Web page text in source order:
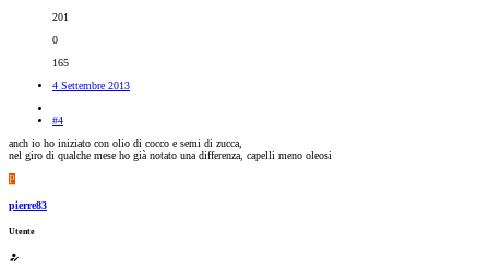
201
0
165
4 Settembre 2013
#4
anch io ho iniziato con olio di cocco e semi di zucca,
nel giro di qualche mese ho già notato una differenza, capelli meno oleosi
P
pierre83
Utente